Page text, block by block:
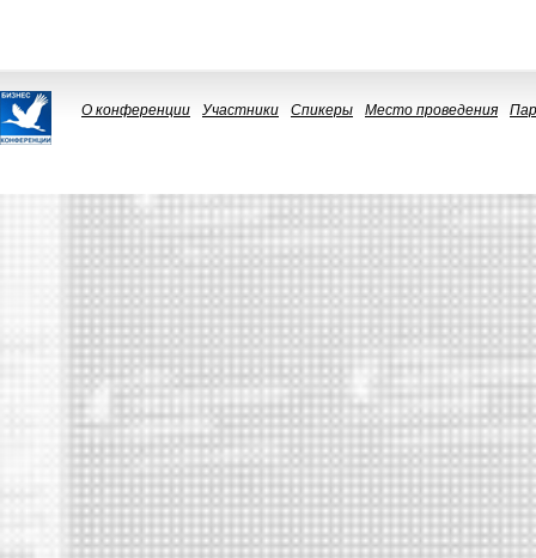
О конференции Участники Спикеры Место проведения